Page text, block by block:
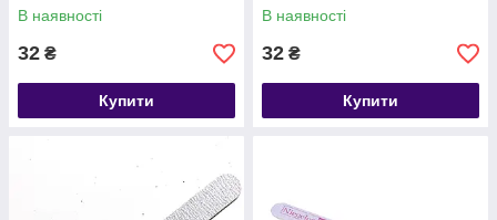
В наявності
32 ₴
Купити
В наявності
32 ₴
Купити